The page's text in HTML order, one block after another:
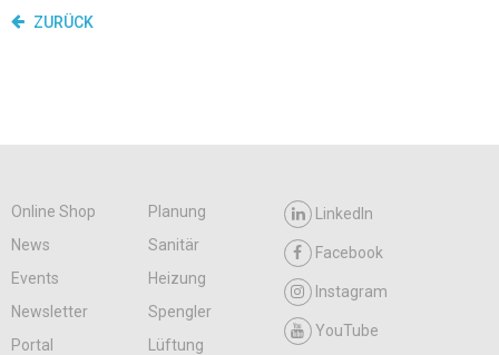
ZURÜCK
Online Shop
Planung
News
Sanitär
Events
Heizung
Newsletter
Spengler
Portal
Lüftung
LinkedIn
Facebook
Instagram
YouTube